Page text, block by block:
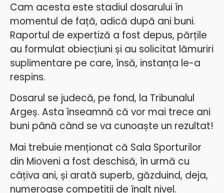
Cam acesta este stadiul dosarului în
momentul de față, adică după ani buni.
Raportul de expertiză a fost depus, părțile
au formulat obiecțiuni și au solicitat lămuriri
suplimentare pe care, însă, instanța le-a
respins.
Dosarul se judecă, pe fond, la Tribunalul
Argeș. Asta înseamnă că vor mai trece ani
buni până când se va cunoaște un rezultat!
Mai trebuie menționat că Sala Sporturilor
din Mioveni a fost deschisă, în urmă cu
câțiva ani, și arată superb, găzduind, deja,
numeroase competiții de înalt nivel.